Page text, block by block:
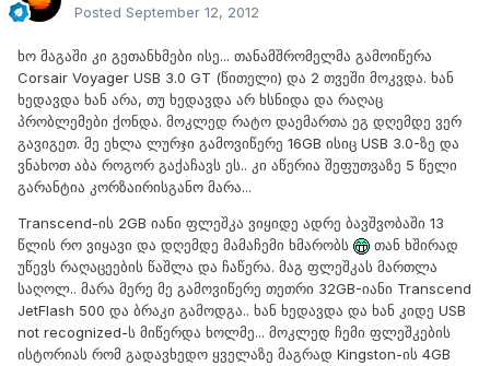
Posted September 12, 2012
ხო მაგაში კი გეთანხმები ისე... თანამშრომელმა გამოიწერა
Corsair Voyager USB 3.0 GT (წითელი) და 2 თვეში მოკვდა. ხან
ხედავდა ხან არა, თუ ხედავდა არ ხსნიდა და რაღაც
პრობლემები ქონდა. მოკლედ რატო დაემართა ეგ დღემდე ვერ
გავიგეთ. მე ეხლა ლურჯი გამოვიწერე 16GB ისიც USB 3.0-ზე და
ვნახოთ აბა როგორ გაქაჩავს ეს.. კი აწერია შეფუთვაზე 5 წელი
გარანტია კორზაირისგანო მარა...
Transcend-ის 2GB იანი ფლეშკა ვიყიდე ადრე ბავშვობაში 13
წლის რო ვიყავი და დღემდე მამაჩემი ხმარობს
თან ხშირად
უწევს რაღაცეების წაშლა და ჩაწერა. მაგ ფლეშკას მართლა
საღოლ.. მარა მერე მე გამოვიწერე თეთრი 32GB-იანი Transcend
JetFlash 500 და ბრაკი გამოდგა.. ხან ხედავდა და ხან კიდე USB
not recognized-ს მიწერდა ხოლმე... მოკლედ ჩემი ფლეშკების
ისტორიას რომ გადავხედო ყველაზე მაგრად Kingston-ის 4GB